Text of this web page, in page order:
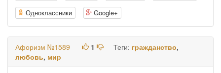
Одноклассники
Google+
Афоризм №1589 1 Теги: гражданство,
любовь, мир